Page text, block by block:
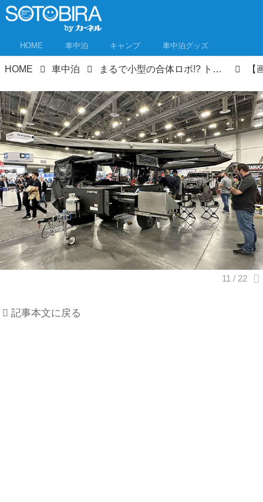
HOME 車中泊 キャンプ 車中泊グッズ
HOME 車中泊 まるで小型の合体ロボ!? トレーラーの進化をアメリカで見た！コンパクトで機能満載、オーニングはバットマンのウイング化!?
記事本文に戻る